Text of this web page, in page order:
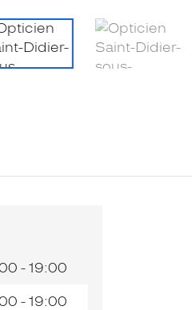
- 19:00
- 19:00